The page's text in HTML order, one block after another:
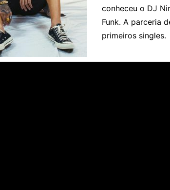
conheceu o DJ
Funk. A parceria
primeiros singles.